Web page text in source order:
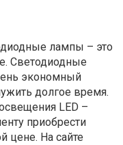
лампы – это
Светодиодные
экономный
долгое время.
LED –
приобрести
цене. На сайте